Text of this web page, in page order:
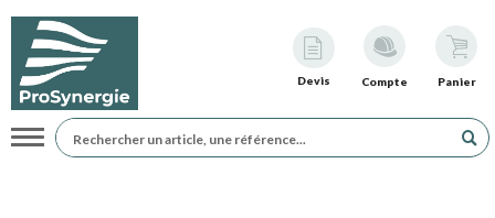
Devis Compte Panier
Navigation